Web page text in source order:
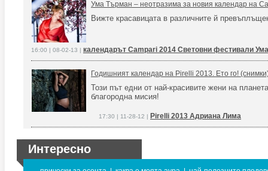
Ума Търман – неотразима за новия календар на
Вижте красавицата в различните й
16:00 | 08-02-13 | календарът Campari 2014 Световни фестивали
Годишният календар на Pirelli 2013. Ето го!
Този път едни от най-красивите жени на
благородна мисия!
17:30 | 11-28-12 | Pirelli 2013 Адриана Лима
Интересно